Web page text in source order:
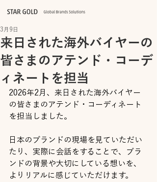
来日された海外バイヤーの
皆さまのアテンド・コーデ
ィネートを担当
3月9日
2026年2月、来日された海外バイヤー
の皆さまのアテンド・コーディネート
を担当しました。
日本のブランドの現場を見ていただい
たり、実際に会話をすることで、ブラ
ンドの背景や大切にしている想いを、
よりリアルに感じていただけます。